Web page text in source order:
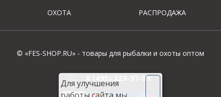
ОХОТА РАСПРОДАЖА
© «FES-SHOP.RU» - товары для рыбалки и охоты оптом
8 (495) 223-97-09
Для улучшения